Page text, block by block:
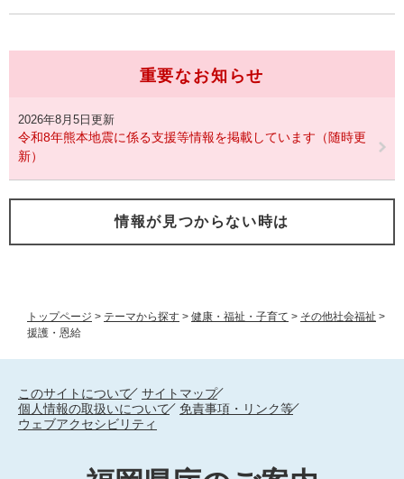
トップページ > テーマから探す > 健康・福祉・子育て > その他社会福祉 >
援護・恩給
重要なお知らせ
2026年8月5日更新
令和8年熊本地震に係る支援等情報を掲載しています（随時更
新）
情報が見つからない時は
このサイトについて
サイトマップ
個人情報の取扱いについて
免責事項・リンク等
ウェブアクセシビリティ